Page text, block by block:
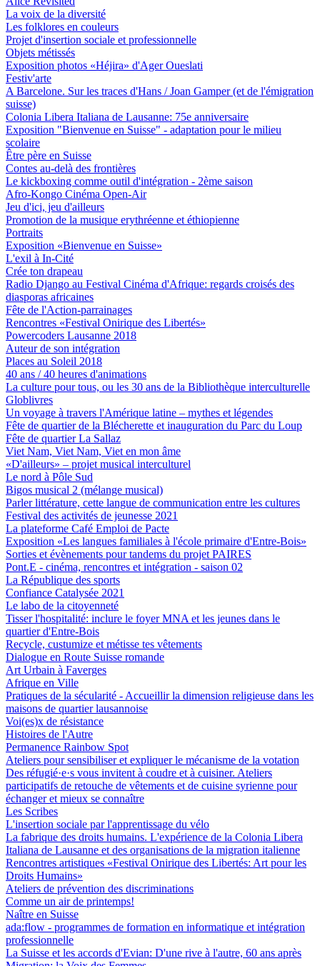
La voix de la diversité
Les folklores en couleurs
Projet d'insertion sociale et professionnelle
Objets métissés
Exposition photos «Héjira» d'Ager Oueslati
Festiv'arte
A Barcelone. Sur les traces d'Hans / Joan Gamper (et de l'émigration
suisse)
Colonia Libera Italiana de Lausanne: 75e anniversaire
Exposition "Bienvenue en Suisse" - adaptation pour le milieu
scolaire
Être père en Suisse
Contes au-delà des frontières
Le kickboxing comme outil d'intégration - 2ème saison
Afro-Kongo Cinéma Open-Air
Jeu d'ici, jeu d'ailleurs
Promotion de la musique erythréenne et éthiopienne
Portraits
Exposition «Bienvenue en Suisse»
L'exil à In-Cité
Crée ton drapeau
Radio Django au Festival Cinéma d'Afrique: regards croisés des
diasporas africaines
Fête de l'Action-parrainages
Rencontres «Festival Onirique des Libertés»
Powercoders Lausanne 2018
Auteur de son intégration
Places au Soleil 2018
40 ans / 40 heures d'animations
La culture pour tous, ou les 30 ans de la Bibliothèque interculturelle
Globlivres
Un voyage à travers l'Amérique latine – mythes et légendes
Fête de quartier de la Blécherette et inauguration du Parc du Loup
Fête de quartier La Sallaz
Viet Nam, Viet Nam, Viet en mon âme
«D'ailleurs» – projet musical interculturel
Le nord à Pôle Sud
Bigos musical 2 (mélange musical)
Parler littérature, cette langue de communication entre les cultures
Festival des activités de jeunesse 2021
La plateforme Café Emploi de Pacte
Exposition «Les langues familiales à l'école primaire d'Entre-Bois»
Sorties et évènements pour tandems du projet PAIRES
Pont.E - cinéma, rencontres et intégration - saison 02
La République des sports
Confiance Catalysée 2021
Le labo de la citoyenneté
Tisser l'hospitalité: inclure le foyer MNA et les jeunes dans le
quartier d'Entre-Bois
Recycle, custumize et métisse tes vêtements
Dialogue en Route Suisse romande
Art Urbain à Faverges
Afrique en Ville
Pratiques de la sécularité - Accueillir la dimension religieuse dans les
maisons de quartier lausannoise
Voi(es)x de résistance
Histoires de l'Autre
Permanence Rainbow Spot
Ateliers pour sensibiliser et expliquer le mécanisme de la votation
Des réfugié·e·s vous invitent à coudre et à cuisiner. Ateliers
participatifs de retouche de vêtements et de cuisine syrienne pour
échanger et mieux se connaître
Les Scribes
L'insertion sociale par l'apprentissage du vélo
La fabrique des droits humains. L'expérience de la Colonia Libera
Italiana de Lausanne et des organisations de la migration italienne
Rencontres artistiques «Festival Onirique des Libertés: Art pour les
Droits Humains»
Ateliers de prévention des discriminations
Comme un air de printemps!
Naître en Suisse
ada:flow - programmes de formation en informatique et intégration
professionnelle
La Suisse et les accords d'Evian: D'une rive à l'autre, 60 ans après